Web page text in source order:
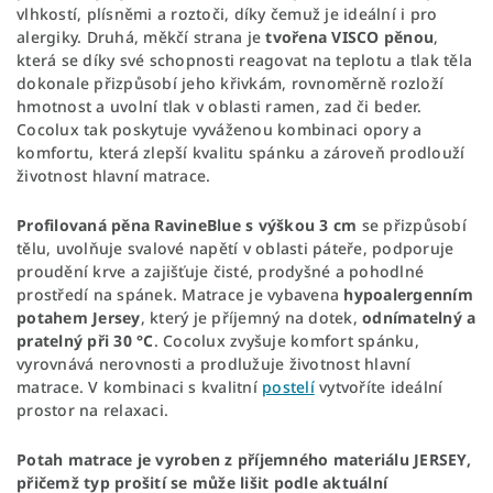
vlhkostí, plísněmi a roztoči, díky čemuž je ideální i pro
alergiky. Druhá, měkčí strana jetvořena VISCO pěnou,
která se díky své schopnosti reagovat na teplotu a tlak těla
dokonale přizpůsobí jeho křivkám, rovnoměrně rozloží
hmotnost a uvolní tlak v oblasti ramen, zad či beder.
Cocolux tak poskytuje vyváženou kombinaci opory a
komfortu, která zlepší kvalitu spánku a zároveň prodlouží
životnost hlavní matrace.
Profilovaná pěna RavineBlue s výškou 3 cm se přizpůsobí
tělu, uvolňuje svalové napětí v oblasti páteře, podporuje
proudění krve a zajišťuje čisté, prodyšné a pohodlné
prostředí na spánek. Matrace je vybavena hypoalergenním
potahem Jersey, který je příjemný na dotek, odnímatelný a
pratelný při 30 °C. Cocolux zvyšuje komfort spánku,
vyrovnává nerovnosti a prodlužuje životnost hlavní
matrace. V kombinaci s kvalitní postelívytvoříte ideální
prostor na relaxaci.
Potah matrace je vyroben z příjemného materiálu JERSEY,
přičemž typ prošití se může lišit podle aktuální